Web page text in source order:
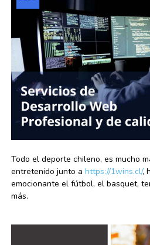
Todo el deporte chileno, es mucho
entretenido junto a https://1wins.cl/,
emocionante el fútbol, el basquet,
más.